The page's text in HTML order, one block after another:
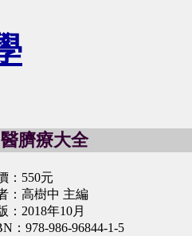
臍療大全
：550元
：高樹中 主編
：2018年10月
：978-986-96844-1-5